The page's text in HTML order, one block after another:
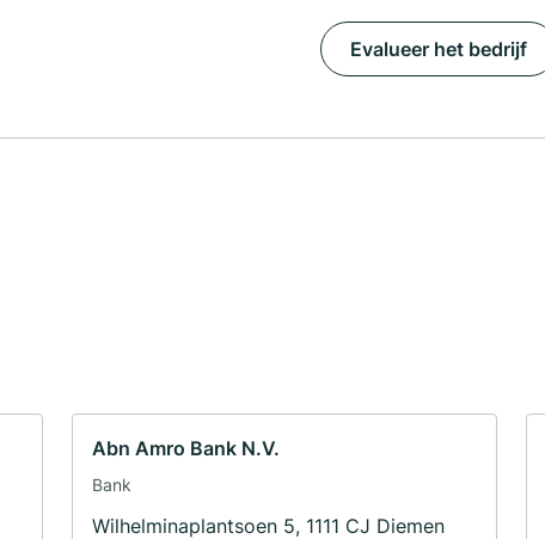
Evalueer het bedrijf
Abn Amro Bank N.V.
Bank
Wilhelminaplantsoen 5, 1111 CJ Diemen